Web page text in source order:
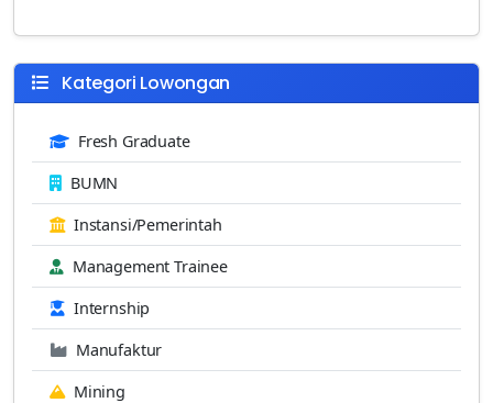
Kategori Lowongan
Fresh Graduate
BUMN
Instansi/Pemerintah
Management Trainee
Internship
Manufaktur
Mining